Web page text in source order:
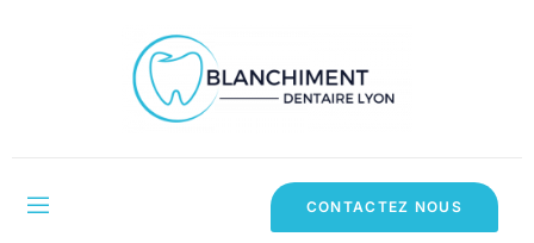
CONTACTEZ NOUS